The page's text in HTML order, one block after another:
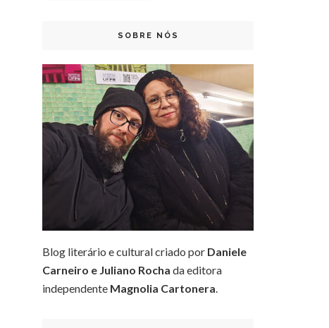
SOBRE NÓS
Blog literário e cultural criado por Daniele
Carneiro e Juliano Rocha da editora
independente Magnolia Cartonera.